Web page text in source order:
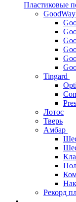
Пластиковые
GoodWay
Tingard
Лотос
Тверь
Амбар
Рекорд